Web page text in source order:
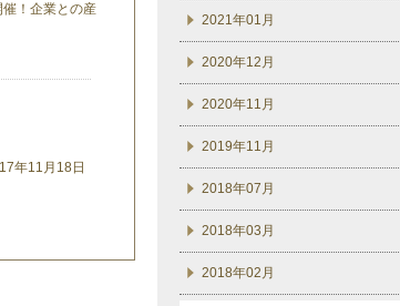
！企業との産
年11月18日
2021年01月
2020年12月
2020年11月
2019年11月
2018年07月
2018年03月
2018年02月